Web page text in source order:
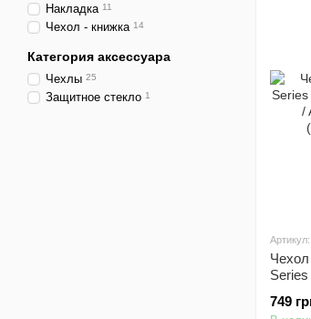
749
Накладка 11
Чехол - книжка 14
Категория аксессуара
Чехлы 25
Защитное стекло 1